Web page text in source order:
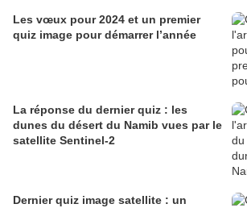
Les vœux pour 2024 et un premier
quiz image pour démarrer l’année
La réponse du dernier quiz : les
dunes du désert du Namib vues par le
satellite Sentinel-2
Dernier quiz image satellite : un